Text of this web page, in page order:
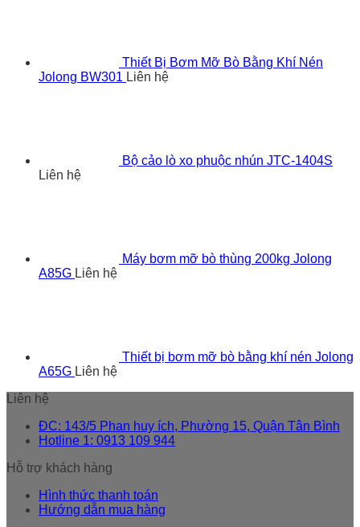
Thiết Bị Bơm Mỡ Bò Bằng Khí Nén
Jolong BW301 Liên hệ
Bộ cảo lò xo phuộc nhún JTC-1404S
Liên hệ
Máy bơm mỡ bò thùng 200kg Jolong
A85G Liên hệ
Thiết bị bơm mỡ bò bằng khí nén Jolong
A65G Liên hệ
Liên hệ
ĐC: 143/5 Phan huy ích, Phường 15, Quận Tân Bình
Hotline 1: 0913 109 944
Hỗ trợ khách hàng
Hình thức thanh toán
Hướng dẫn mua hàng